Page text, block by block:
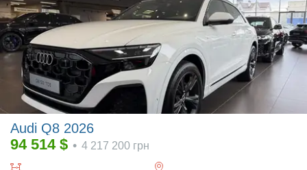
Audi Q8 2026
94 514$ • 4 217 200 грн